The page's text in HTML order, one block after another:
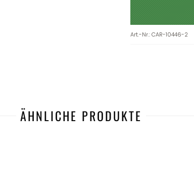
Art.-Nr.:CAR-10446-2
ÄHNLICHE PRODUKTE